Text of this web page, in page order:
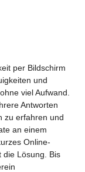
per Bildschirm
und
viel Aufwand.
Antworten
zu erfahren und
an einem
Online-
die Lösung. Bis